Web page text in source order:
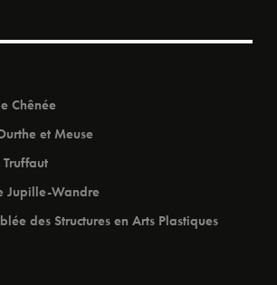
Chênée
et Meuse
Truffaut
Jupille-Wandre
des Structures en Arts Plastiques